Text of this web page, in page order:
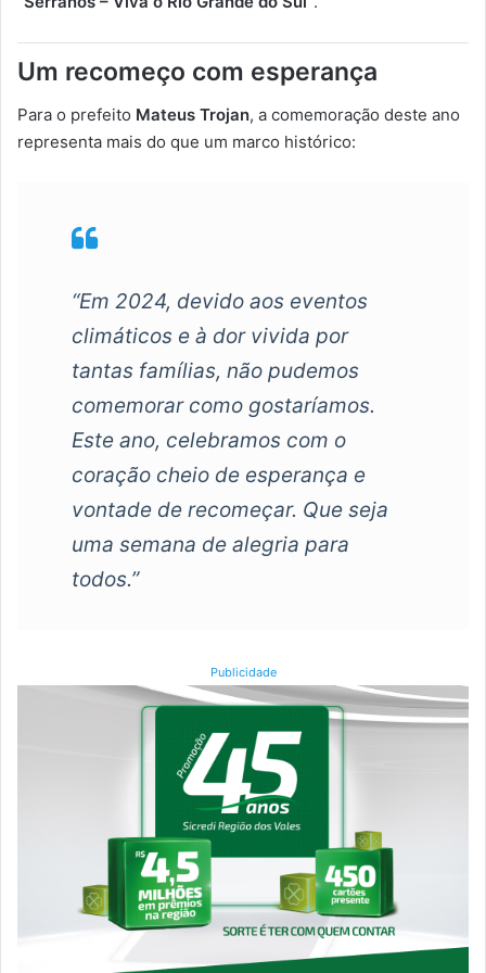
Um recomeço com esperança
Para o prefeito Mateus Trojan, a comemoração deste ano
representa mais do que um marco histórico:
“Em 2024, devido aos eventos
climáticos e à dor vivida por
tantas famílias, não pudemos
comemorar como gostaríamos.
Este ano, celebramos com o
coração cheio de esperança e
vontade de recomeçar. Que seja
uma semana de alegria para
todos.”
Publicidade